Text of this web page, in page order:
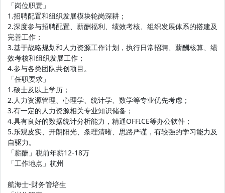
「岗位职责」
1.招聘配置和组织发展模块轮岗深耕；
2.深度参与招聘配置、薪酬福利、绩效考核、组织发展体系的搭建及
完善工作；
3.基于战略规划和人力资源工作计划，执行日常招聘、薪酬核算、绩
效考核和组织发展工作；
4.参与各类团队共创项目。
「任职要求」
1.硕士及以上学历；
2.人力资源管理、心理学、统计学、数学等专业优先考虑；
3.有一定的人力资源相关专业知识储备；
4.具有良好的数据统计分析能力，精通OFFICE等办公软件；
5.乐观皮实、开朗阳光、条理清晰、思路严谨，有较强的学习能力及
自驱力。
「薪酬」税前年薪12-18万
「工作地点」杭州
航海士-财务管培生